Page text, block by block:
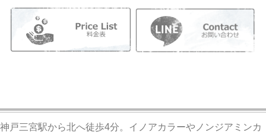
神戸三宮駅から北へ徒歩4分。イノアカラーやノンジアミンカ